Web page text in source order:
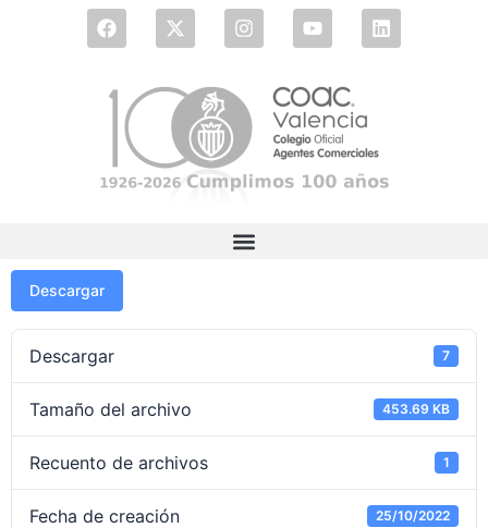
Descargar
Descargar 7
Tamaño del archivo 453.69 KB
Recuento de archivos 1
Fecha de creación 25/10/2022